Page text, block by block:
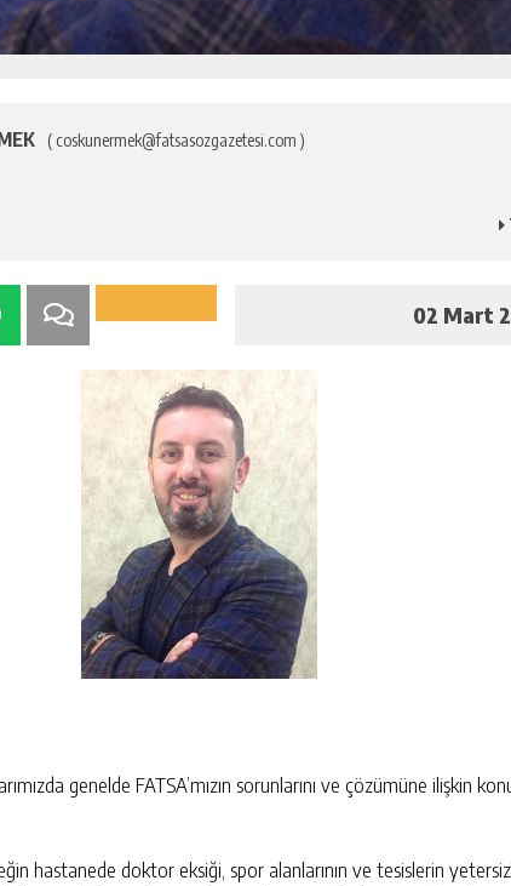
( coskunermek@fatsasozgazetesi.com )
02 Mart
genelde FATSA’mızın sorunlarını ve çözümüne ilişkin
hastanede doktor eksiği, spor alanlarının ve tesislerin
Yusuf Yakan